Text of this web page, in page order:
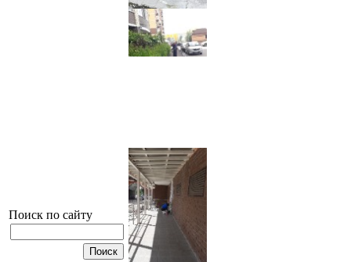
Поиск по сайту